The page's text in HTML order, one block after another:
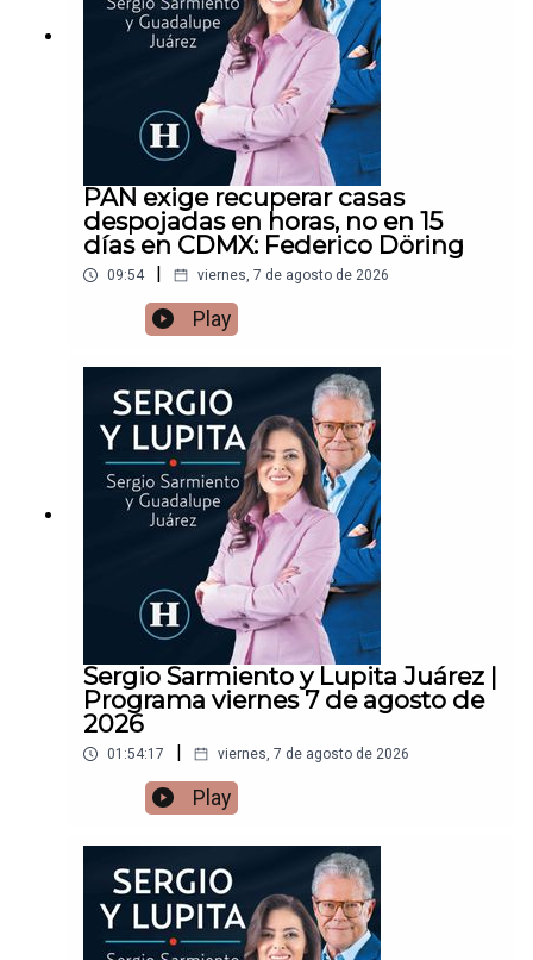
PAN exige recuperar casas
despojadas en horas, no en 15
días en CDMX: Federico Döring
09:54 viernes, 7 de agosto de 2026
Play
Sergio Sarmiento y Lupita Juárez |
Programa viernes 7 de agosto de
2026
01:54:17 viernes, 7 de agosto de 2026
Play